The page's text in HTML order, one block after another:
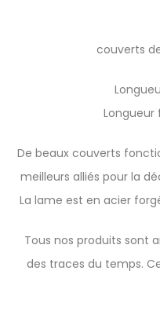
couverts
Longueur
De beaux couverts
meilleurs alliés pour la
La lame est en acier
Tous nos produits sont
des traces du temps.